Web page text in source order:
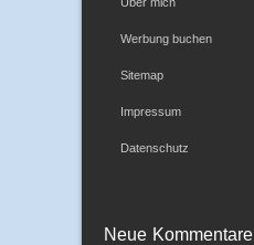
Werbung buchen
Sitemap
Impressum
Datenschutz
Neue Kommentare